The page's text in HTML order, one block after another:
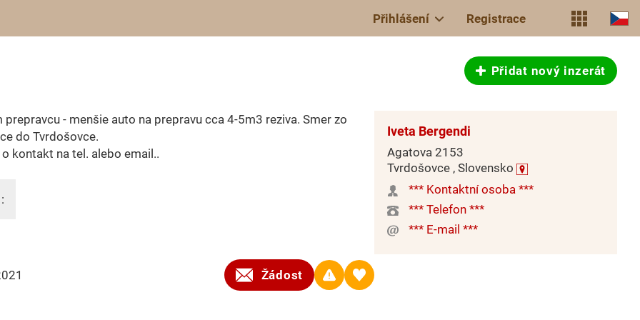
Přihlášení Registrace
Přidat nový inzerát
prepravcu - menšie auto na prepravu cca 4-5m3 reziva. Smer zo
do Tvrdošovce.
kontakt na tel. alebo email..
Žádost
Iveta Bergendi
Agatova 2153
Tvrdošovce , Slovensko
*** Kontaktní osoba ***
*** Telefon ***
*** E-mail ***